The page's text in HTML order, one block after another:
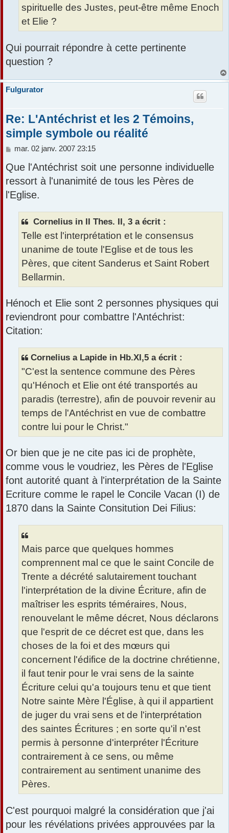
spirituelle des Justes, peut-être même Enoch
et Elie ?
Qui pourrait répondre à cette pertinente
question ?
Fulgurator
Re: L'Antéchrist et les 2 Témoins,
simple symbole ou réalité
M
s
s
a
g
mar. 02 janv. 2007 23:15
Que l'Antéchrist soit une personne individuelle
ressort à l'unanimité de tous les Pères de
l'Eglise.
Cornelius in II Thes. II, 3 a écrit :
Telle est l'interprétation et le consensus
unanime de toute l'Eglise et de tous les
Pères, que citent Sanderus et Saint Robert
Bellarmin.
Hénoch et Elie sont 2 personnes physiques qui
reviendront pour combattre l'Antéchrist:
Citation:
Cornelius a Lapide in Hb.XI,5 a écrit :
"C'est la sentence commune des Pères
qu'Hénoch et Elie ont été transportés au
paradis (terrestre), afin de pouvoir revenir au
temps de l'Antéchrist en vue de combattre
contre lui pour le Christ."
Or bien que je ne cite pas ici de prophète,
comme vous le voudriez, les Pères de l'Eglise
font autorité quant à l'interprétation de la Sainte
Ecriture comme le rapel le Concile Vacan (I) de
1870 dans la Sainte Consitution Dei Filius:
Mais parce que quelques hommes
comprennent mal ce que le saint Concile de
Trente a décrété salutairement touchant
l'interprétation de la divine Écriture, afin de
maîtriser les esprits téméraires, Nous,
renouvelant le même décret, Nous déclarons
que l'esprit de ce décret est que, dans les
choses de la foi et des mœurs qui
concernent l'édifice de la doctrine chrétienne,
il faut tenir pour le vrai sens de la sainte
Écriture celui qu'a toujours tenu et que tient
Notre sainte Mère l'Église, à qui il appartient
de juger du vrai sens et de l'interprétation
des saintes Écritures ; en sorte qu'il n'est
permis à personne d'interpréter l'Écriture
contrairement à ce sens, ou même
contrairement au sentiment unanime des
Pères.
C'est pourquoi malgré la considération que j'ai
pour les révélations privées approuvées par la